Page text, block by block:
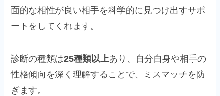
面的な相性が良い相手を科学的に見つけ出すサポ
ートをしてくれます。
診断の種類は25種類以上あり、自分自身や相手の
性格傾向を深く理解することで、ミスマッチを防
ぎます。